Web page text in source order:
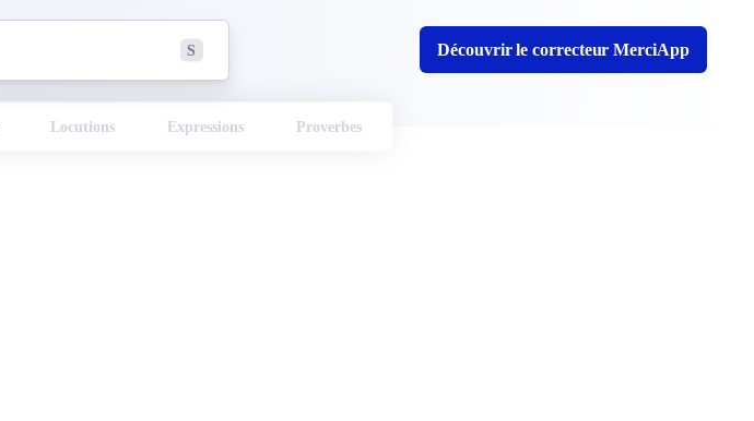
S Découvrir le correcteur MerciApp
Locutions Expressions Proverbes